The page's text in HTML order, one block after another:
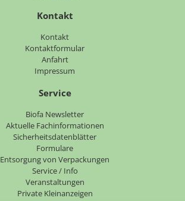
Kontakt
Kontakt
Kontaktformular
Anfahrt
Impressum
Service
Biofa Newsletter
Aktuelle Fachinformationen
Sicherheitsdatenblätter
Formulare
Entsorgung von Verpackungen
Service / Info
Veranstaltungen
Private Kleinanzeigen